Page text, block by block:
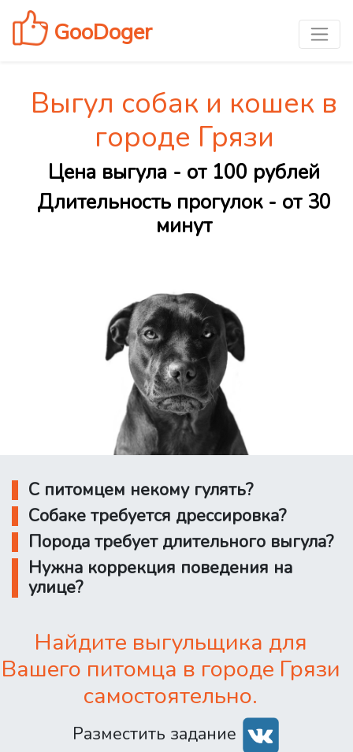
GooDoger
Выгул собак и кошек в
городе Грязи
Цена выгула - от 100 рублей
Длительность прогулок - от 30
минут
С питомцем некому гулять?
Собаке требуется дрессировка?
Порода требует длительного выгула?
Нужна коррекция поведения на
улице?
Найдите выгульщика для
Вашего питомца в городе Грязи
самостоятельно.
Разместить задание